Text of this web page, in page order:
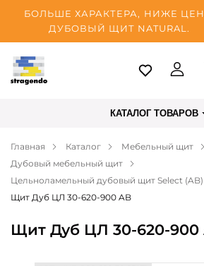
БОЛЬШЕ ХАРАКТЕРА, НИЖЕ
ДУБОВЫЙ ЩИТ NATURAL.
Таллинн
Оплата
О нас
Блог
Контакты
КАТАЛОГ ТОВАРОВ
Главная Каталог
Мебельный щит
Дубовый мебельный щит
Цельноламельный дубовый щит Select (AB)
Щит Дуб ЦЛ 30-620-900 AB
Щит Дуб ЦЛ 30-620-900